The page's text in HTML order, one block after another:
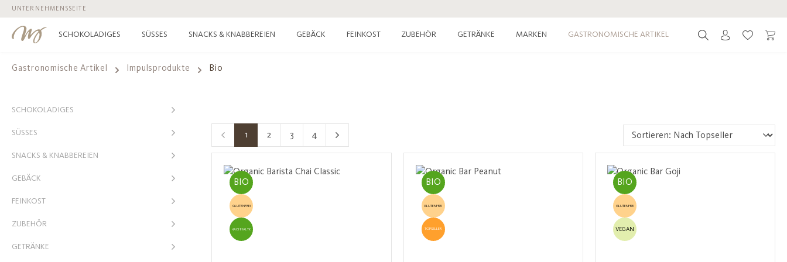
Hauptinhalt springen
Zur Suche springen
Zur Hauptnavigation springen
UNTERNEHMENSSEITE
SCHOKOLADIGES SÜSSES SNACKS & KNABBEREIEN GEBÄCK FEINKOST ZUBEHÖR GETRÄNKE MARKEN GASTRONOMISCHE ARTIKEL Du hast 0
Gastronomische Artikel Impulsprodukte Bio
SCHOKOLADIGES
SÜSSES
SNACKS & KNABBEREIEN
GEBÄCK
FEINKOST
ZUBEHÖR
GETRÄNKE
Seite
1 Seite
2 Seite
3 Seite
4
BIO
GLUTENFREI
NACHHALTIG
BIO
GLUTENFREI
TOPSELLER
BIO
GLUTENFREI
VEGAN